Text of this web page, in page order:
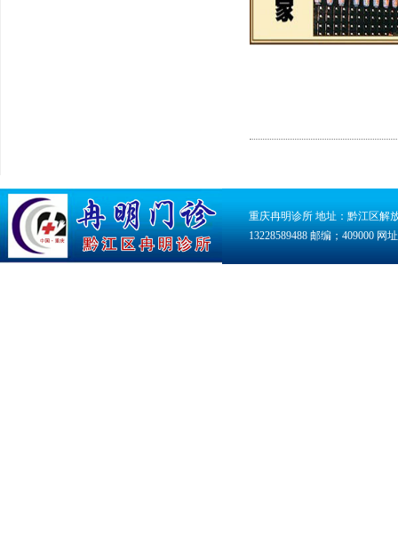
重庆冉明诊所 地址：黔江区解
13228589488 邮编；409000 网